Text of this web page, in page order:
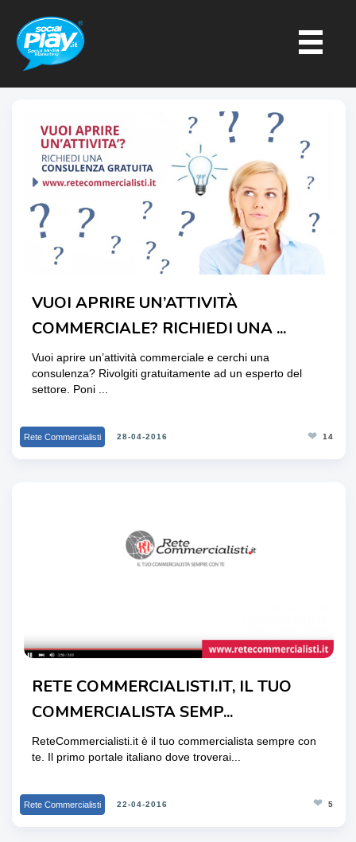
VUOI APRIRE UN’ATTIVITÀ
COMMERCIALE? RICHIEDI UNA ...
Vuoi aprire un’attività commerciale e cerchi una
consulenza? Rivolgiti gratuitamente ad un esperto del
settore. Poni ...
Rete Commercialisti 28-04-2016 ❤ 14
RETE COMMERCIALISTI.IT, IL TUO
COMMERCIALISTA SEMP...
ReteCommercialisti.it è il tuo commercialista sempre con
te. Il primo portale italiano dove troverai...
Rete Commercialisti 22-04-2016 ❤ 5